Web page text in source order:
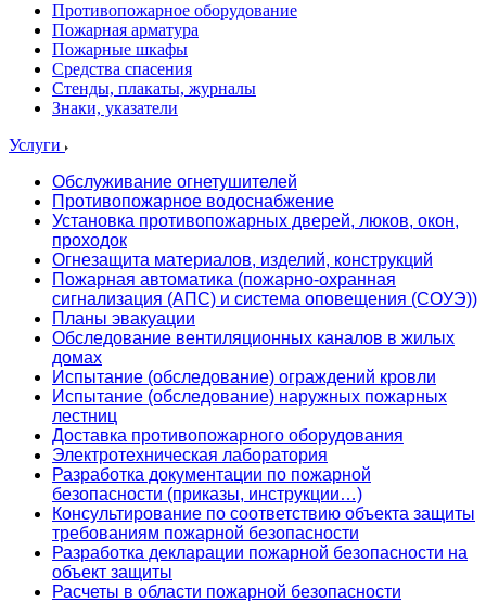
Противопожарное оборудование
Пожарная арматура
Пожарные шкафы
Средства спасения
Стенды, плакаты, журналы
Знаки, указатели
Услуги
Обслуживание огнетушителей
Противопожарное водоснабжение
Установка противопожарных дверей, люков, окон,
проходок
Огнезащита материалов, изделий, конструкций
Пожарная автоматика (пожарно-охранная
сигнализация (АПС) и система оповещения (СОУЭ))
Планы эвакуации
Обследование вентиляционных каналов в жилых
домах
Испытание (обследование) ограждений кровли
Испытание (обследование) наружных пожарных
лестниц
Доставка противопожарного оборудования
Электротехническая лаборатория
Разработка документации по пожарной
безопасности (приказы, инструкции…)
Консультирование по соответствию объекта защиты
требованиям пожарной безопасности
Разработка декларации пожарной безопасности на
объект защиты
Расчеты в области пожарной безопасности